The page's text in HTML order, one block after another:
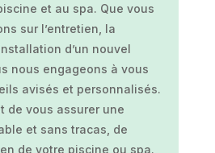
et au spa. Que vous
sur l’entretien, la
d’un nouvel
nous engageons à vous
avisés et personnalisés.
de vous assurer une
et sans tracas, de
de votre piscine ou spa.